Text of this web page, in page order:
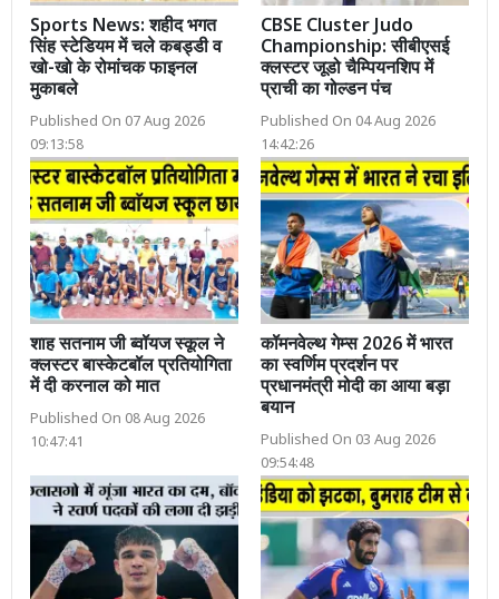
Sports News: शहीद भगत
सिंह स्टेडियम में चले कबड्डी व
खो-खो के रोमांचक फाइनल
मुकाबले
Published On 07 Aug 2026
09:13:58
CBSE Cluster Judo
Championship: सीबीएसई
क्लस्टर जूडो चैम्पियनशिप में
प्राची का गोल्डन पंच
Published On 04 Aug 2026
14:42:26
शाह सतनाम जी ब्वॉयज स्कूल ने
क्लस्टर बास्केटबॉल प्रतियोगिता
में दी करनाल को मात
Published On 08 Aug 2026
10:47:41
कॉमनवेल्थ गेम्स 2026 में भारत
का स्वर्णिम प्रदर्शन पर
प्रधानमंत्री मोदी का आया बड़ा
बयान
Published On 03 Aug 2026
09:54:48